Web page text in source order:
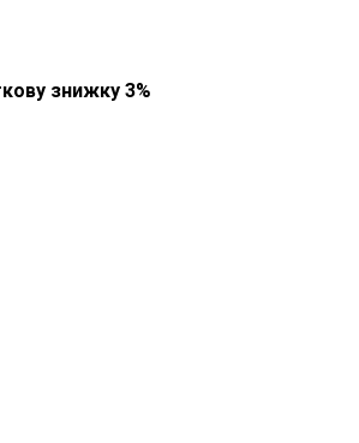
знижку 3%